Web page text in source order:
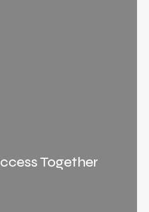
Together